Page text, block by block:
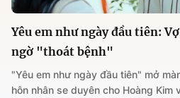
Yêu em như ngày đầu tiên:
ngờ "thoát bệnh"
"Yêu em như ngày đầu tiên" mở
hôn nhân se duyên cho Hoàng Kim